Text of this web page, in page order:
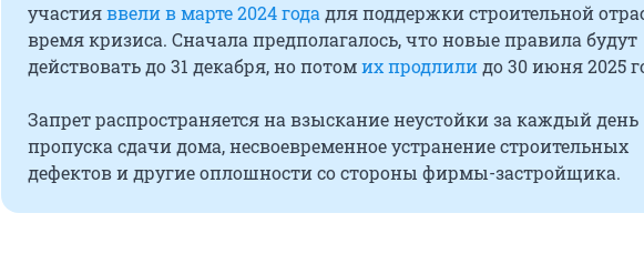
участияввели в марте 2024 года для поддержки строительной
время кризиса. Сначала предполагалось, что новые правила будут
действовать до 31 декабря, но потомих продлили до 30 июня 2025
Запрет распространяется на взыскание неустойки за каждый день
пропуска сдачи дома, несвоевременное устранение строительных
дефектов и другие оплошности со стороны фирмы-застройщика.